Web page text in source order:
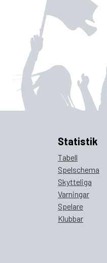
Statistik
Tabell
Spelschema
Skytteliga
Varningar
Spelare
Klubbar